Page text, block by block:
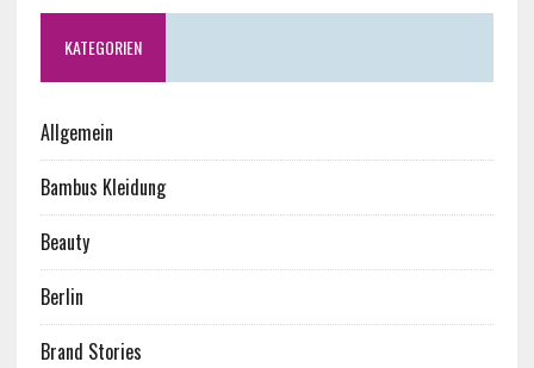
KATEGORIEN
Allgemein
Bambus Kleidung
Beauty
Berlin
Brand Stories